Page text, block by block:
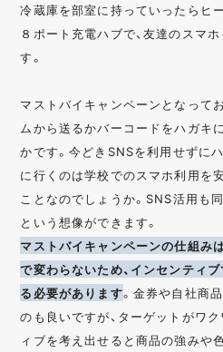
冷蔵庫を部室に持っていったらヒ
８ポート充電ハブで、友達のスマ
す。
マストバイキャンペーンとなって
ムから送るかバーコードをハガキ
かです。今どきSNSを利用せずに
に行くのは学校でのスマホ利用を
ことなのでしょうか。SNS活用も
という想像ができます。
マストバイキャンペーンの仕組み
で変わらないため、インセンティ
る必要があります。金券や自社商
のも良いですが、ターゲットがワ
ィブを考え出せると商品の強みや